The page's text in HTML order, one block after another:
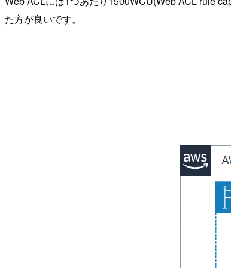
た方が良いです。